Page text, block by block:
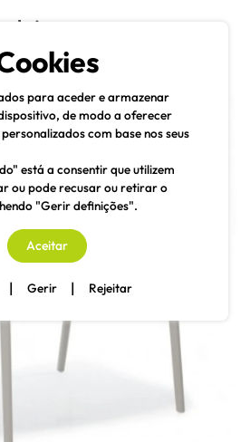
Pesquisa
para aceder e armazenar
de modo a oferecer
com base nos seus
está a consentir que utilizem
ou pode recusar ou retirar o
"Gerir definições".
Aceitar
| Gerir | Rejeitar